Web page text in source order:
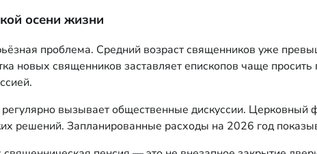
осени жизни
проблема. Средний возраст священников уже
новых священников заставляет епископов чаще
вызывает общественные дискуссии.
решений. Запланированные расходы на 2026 год